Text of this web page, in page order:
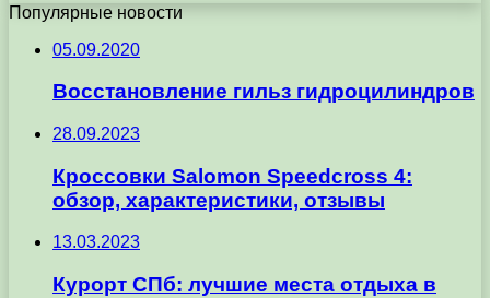
Популярные новости
05.09.2020
Восстановление гильз гидроцилиндров
28.09.2023
Кроссовки Salomon Speedcross 4:
обзор, характеристики, отзывы
13.03.2023
Курорт СПб: лучшие места отдыха в